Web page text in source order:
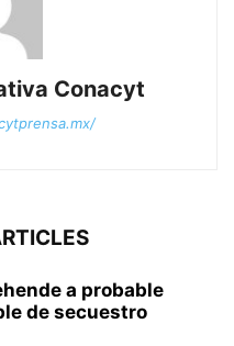
Conacyt
a probable
de secuestro